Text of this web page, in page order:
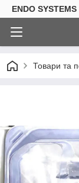
ENDO SYSTEMS
Товари та